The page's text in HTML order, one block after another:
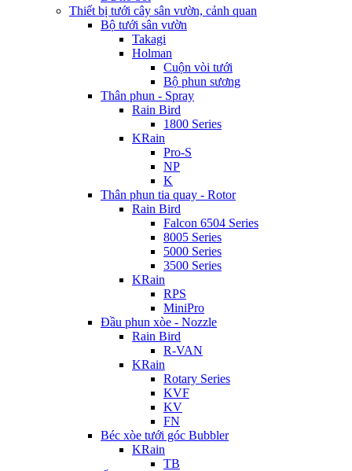
Thiết bị tưới cây sân vườn, cảnh quan
Bộ tưới sân vườn
Takagi
Holman
Cuộn vòi tưới
Bộ phun sương
Thân phun - Spray
Rain Bird
1800 Series
KRain
Pro-S
NP
K
Thân phun tia quay - Rotor
Rain Bird
Falcon 6504 Series
8005 Series
5000 Series
3500 Series
KRain
RPS
MiniPro
Đầu phun xòe - Nozzle
Rain Bird
R-VAN
KRain
Rotary Series
KVF
KV
FN
Béc xòe tưới góc Bubbler
KRain
TB